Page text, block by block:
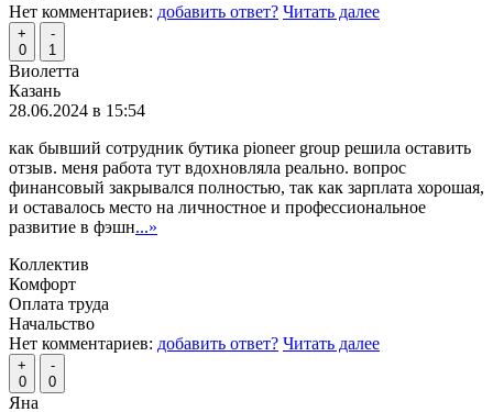
Нет комментариев: добавить ответ? Читать далее
+
0
-
1
Виолетта
Казань
28.06.2024 в 15:54
как бывший сотрудник бутика pioneer group решила оставить
отзыв. меня работа тут вдохновляла реально. вопрос
финансовый закрывался полностью, так как зарплата хорошая,
и оставалось место на личностное и профессиональное
развитие в фэшн...»
Коллектив
Комфорт
Оплата труда
Начальство
Нет комментариев: добавить ответ? Читать далее
+
0
-
0
Яна